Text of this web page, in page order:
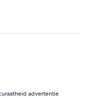
advertentie